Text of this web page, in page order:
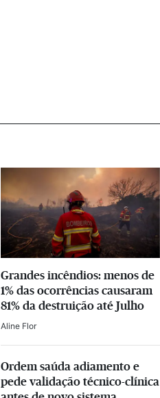
Grandes incêndios: menos de
1% das ocorrências causaram
81% da destruição até Julho
Aline Flor
Ordem saúda adiamento e
pede validação técnico-clínica